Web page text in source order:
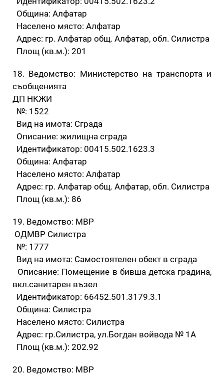
Община: Алфатар
Населено място: Алфатар
Адрес: гр. Алфатар общ. Алфатар, обл. Силистра
Площ (кв.м.): 201
18. Ведомство: Министерство на транспорта и
съобщенията
ДП НКЖИ
№: 1522
Вид на имота: Сграда
Описание: жилищна сграда
Идентификатор: 00415.502.1623.3
Община: Алфатар
Населено място: Алфатар
Адрес: гр. Алфатар общ. Алфатар, обл. Силистра
Площ (кв.м.): 86
19. Ведомство: МВР
ОДМВР Силистра
№: 1777
Вид на имота: Самостоятелен обект в сграда
Описание: Помещение в бивша детска градина,
вкл.санитарен възел
Идентификатор: 66452.501.3179.3.1
Община: Силистра
Населено място: Силистра
Адрес: гр.Силистра, ул.Богдан войвода № 1А
Площ (кв.м.): 202.92
20. Ведомство: МВР